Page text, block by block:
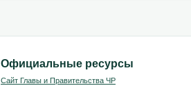
Официальные ресурсы
Сайт Главы и Правительства ЧР